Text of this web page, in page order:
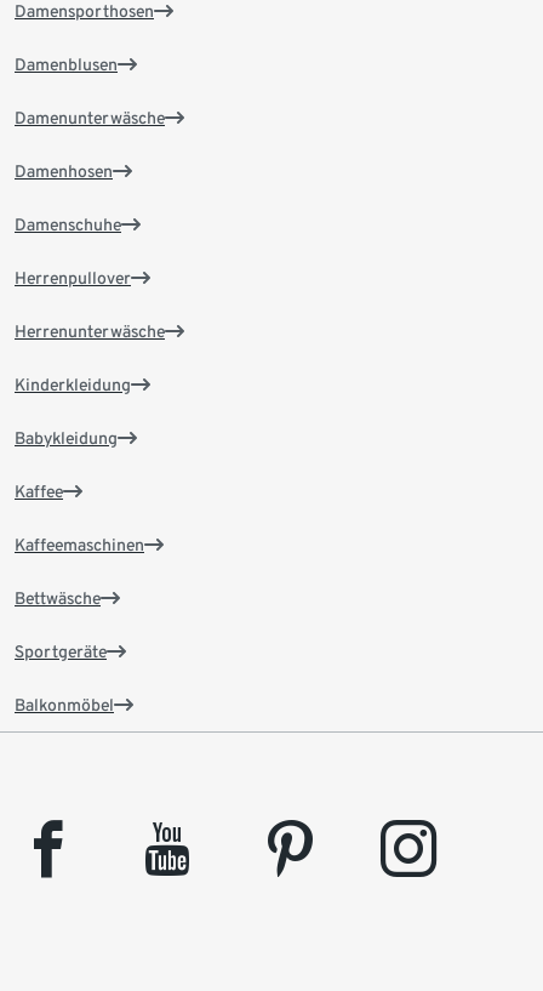
Damensporthosen
Damenblusen
Damenunterwäsche
Damenhosen
Damenschuhe
Herrenpullover
Herrenunterwäsche
Kinderkleidung
Babykleidung
Kaffee
Kaffeemaschinen
Bettwäsche
Sportgeräte
Balkonmöbel
facebook youtube pinterest instagram